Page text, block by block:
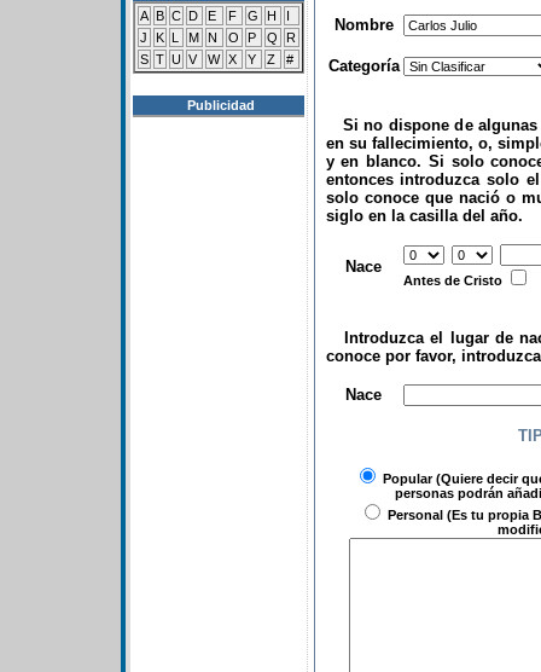
A B C D E F G H
I
J
K L M N O P Q
R
S T U V W X Y Z #
Publicidad
Nombre
Categoría
Si no dispone de algunas
en su fallecimiento, o,
y en blanco. Si solo
entonces introduzca solo
solo conoce que nació o
siglo en la casilla del año.
Nace
Antes de Cristo
Introduzca el lugar de
conoce por favor,
Nace
Popular(Quiere decir
personas podrán
Personal (Es tu propia